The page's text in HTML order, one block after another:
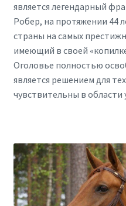
является легендарный
Робер, на протяжении 44
страны на самых
имеющий в своей
Оголовье полностью
является решением для
чувствительны в области